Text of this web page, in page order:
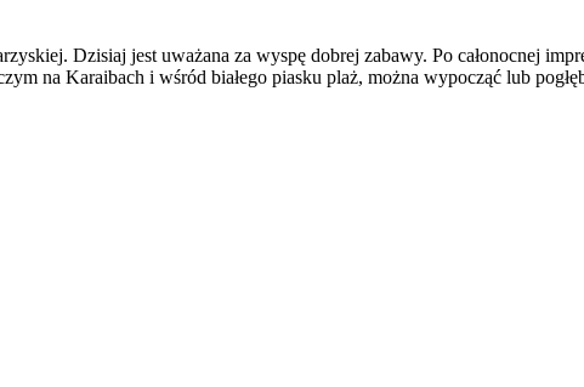
Dzisiaj jest uważana za wyspę dobrej zabawy. Po całonocnej
na Karaibach i wśród białego piasku plaż, można wypocząć lub